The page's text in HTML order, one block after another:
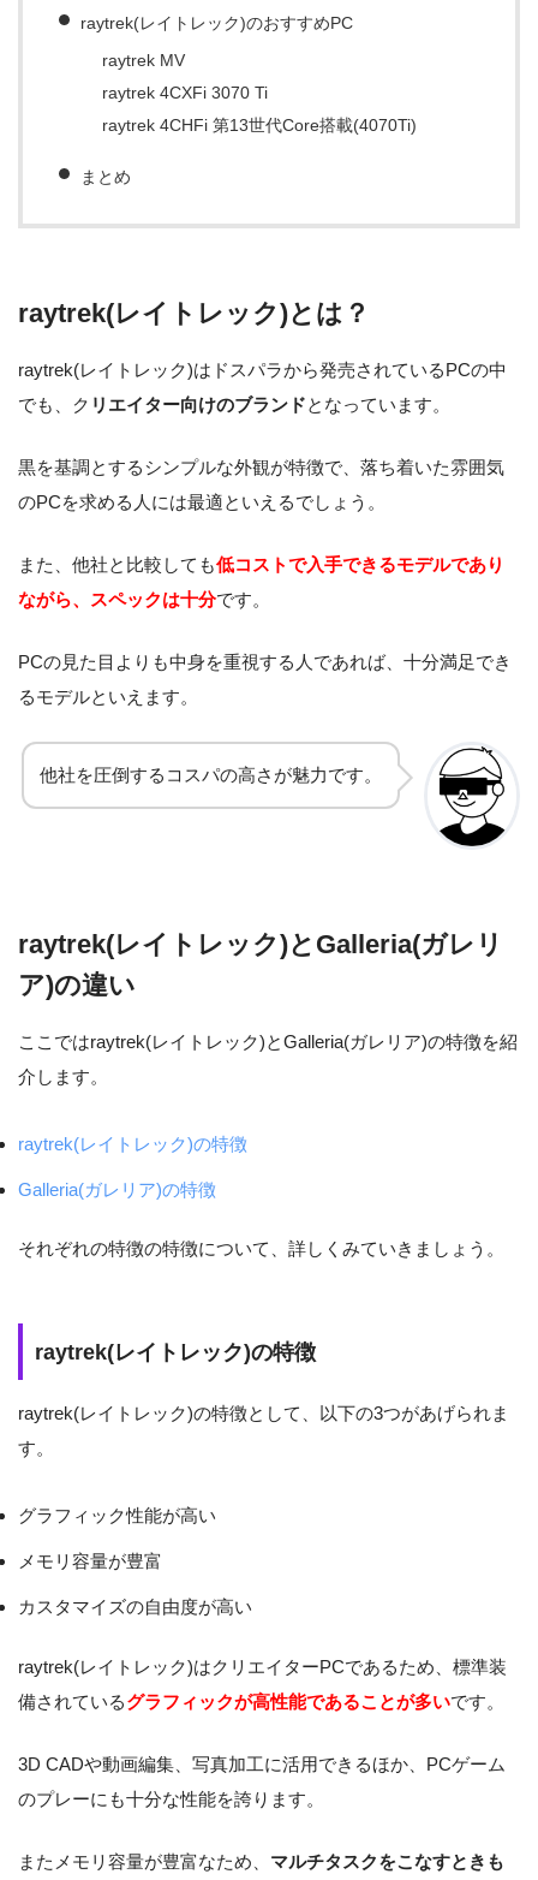
raytrek(レイトレック)のおすすめPC
raytrek MV
raytrek 4CXFi 3070 Ti
raytrek 4CHFi 第13世代Core搭載(4070Ti)
まとめ
raytrek(レイトレック)とは？
raytrek(レイトレック)はドスパラから発売されているPCの中
でも、ク リエイター向けのブランドとなっています。
黒を基調とするシンプルな外観が特徴で、落ち着いた雰囲気
のPCを求める人には最適といえるでしょう。
また、他社と比較しても低コストで入手できるモデルであり
ながら、スペックは十分です。
PCの見た目よりも中身を重視する人であれば、十分満足でき
るモデルといえます。
他社を圧倒するコスパの高さが魅力です。
raytrek(レイトレック)とGalleria(ガレリ
ア)の違い
ここではraytrek(レイトレック)とGalleria(ガレリア)の特徴を紹
介します。
raytrek(レイトレック)の特徴
Galleria(ガレリア)の特徴
それぞれの特徴の特徴について、詳しくみていきましょう。
raytrek(レイトレック)の特徴
raytrek(レイトレック)の特徴として、以下の3つがあげられま
す。
グラフィック性能が高い
メモリ容量が豊富
カスタマイズの自由度が高い
raytrek(レイトレック)はクリエイターPCであるため、標準装
備されているグラフィックが高性能であることが多いです。
3D CADや動画編集、写真加工に活用できるほか、PCゲーム
のプレーにも十分な性能を誇ります。
またメモリ容量が豊富なため、 マルチタスクをこなすときも